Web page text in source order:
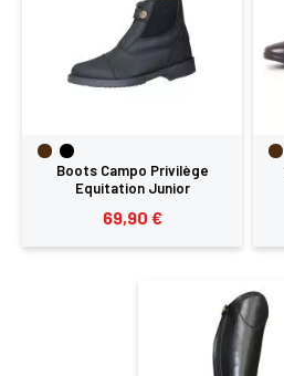
Boots Campo Privilège
Equitation Junior
69,90 €